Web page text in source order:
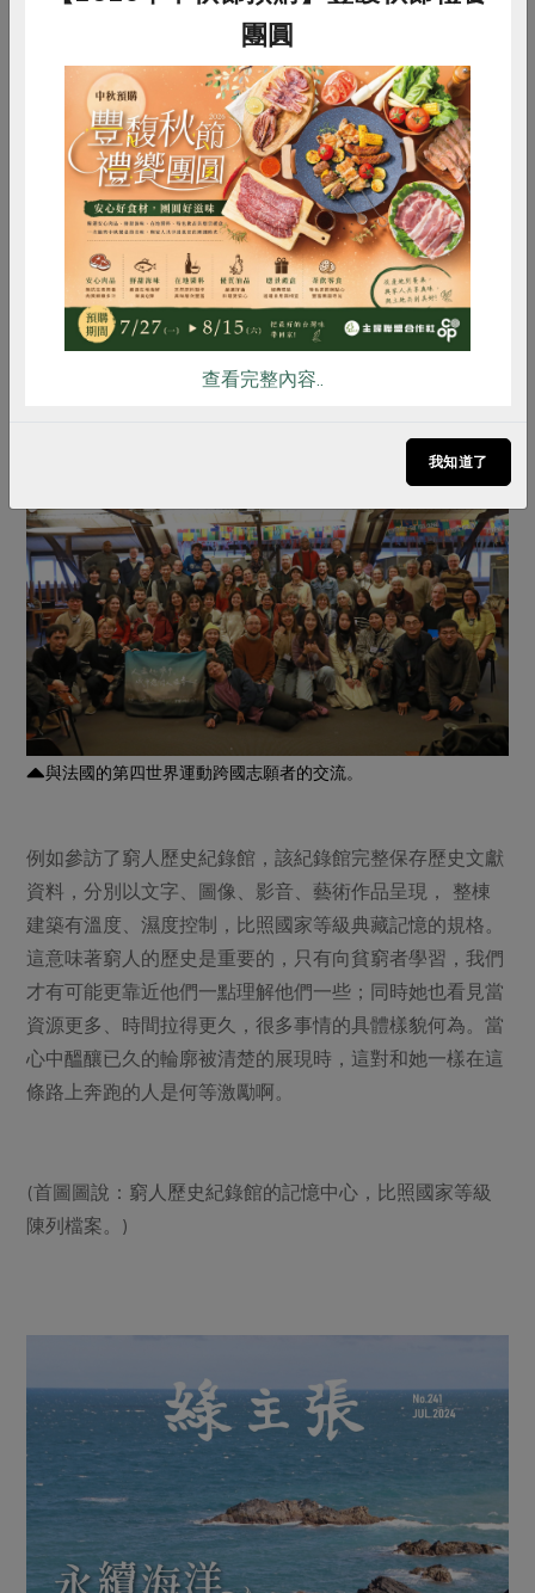
我們不應該只是給工作給錢，
然後讓無家者去解決自己的問題。
向貧窮者學習 肯定自己
的努力
今年二月參訪法國諾瓦集，一個先進歐美社會裡赤貧者的
樣貌、處境，以及耕耘六十餘年的第四世界運動組織能做
到什麼程度，是朱剛勇注意的重點。回顧也將走到十年的
「人生百味」，她說此行一方面是學習新的知識，一方面
也是再次肯定自己所做的努力。
與法國的第四世界運動跨國志願者的交流。
例如參訪了窮人歷史紀錄館，該紀錄館完整保存歷史文獻
資料，分別以文字、圖像、影音、藝術作品呈現， 整棟
建築有溫度、濕度控制，比照國家等級典藏記憶的規格。
這意味著窮人的歷史是重要的，只有向貧窮者學習，我們
才有可能更靠近他們一點理解他們一些；同時她也看見當
資源更多、時間拉得更久，很多事情的具體樣貌何為。當
心中醞釀已久的輪廓被清楚的展現時，這對和她一樣在這
條路上奔跑的人是何等激勵啊。
(首圖圖說：窮人歷史紀錄館的記憶中心，比照國家等級
陳列檔案。)
惜食 RPET 食譜 減硝酸鹽
雞蛋 食安 共同購買
團圓
查看完整內容..
我知道了